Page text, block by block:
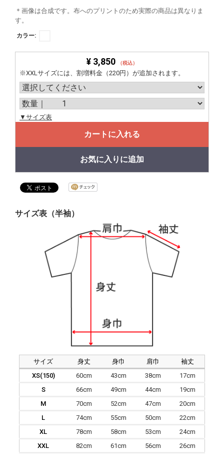
＊画像は合成です。布へのプリントのため実際の商品は異なりま
す。
カラー:
¥ 3,850 （税込）
※XXLサイズには、割増料金（220円）が追加されます。
▼サイズ表
カートに入れる
お気に入りに追加
サイズ表（半袖）
サイズ 身丈 身巾 肩巾
袖丈
XS(150)
60cm 43cm 38cm
17cm
S
66cm 49cm 44cm
19cm
M
70cm 52cm 47cm
20cm
L
74cm 55cm 50cm
22cm
XL
78cm 58cm 53cm
24cm
XXL
82cm 61cm 56cm 26cm